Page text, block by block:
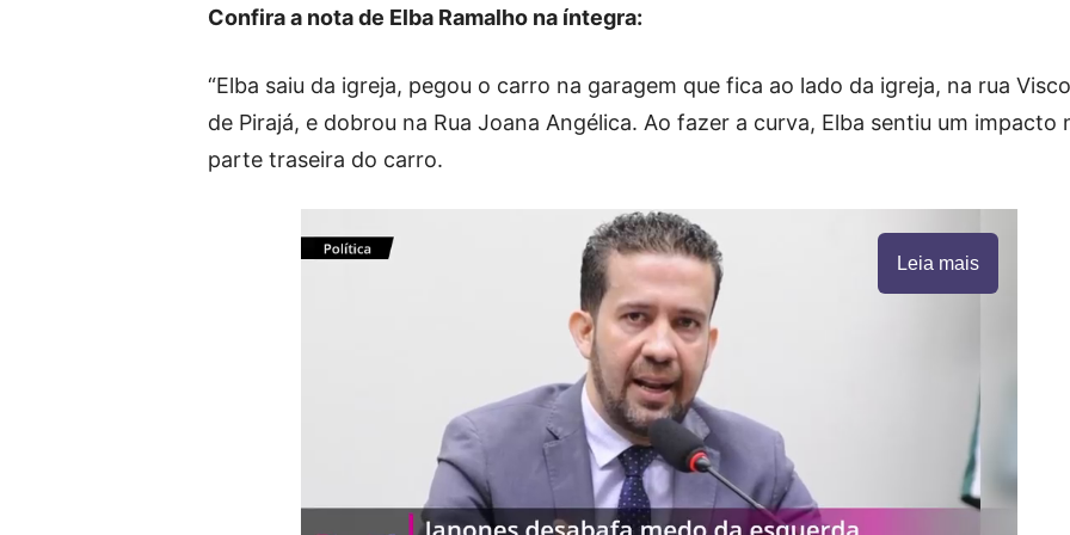
Confira a nota de Elba Ramalho na íntegra:
“Elba saiu da igreja, pegou o carro na garagem que fica ao lado da igreja, na rua
de Pirajá, e dobrou na Rua Joana Angélica. Ao fazer a curva, Elba sentiu um impacto
parte traseira do carro.
Leia mais